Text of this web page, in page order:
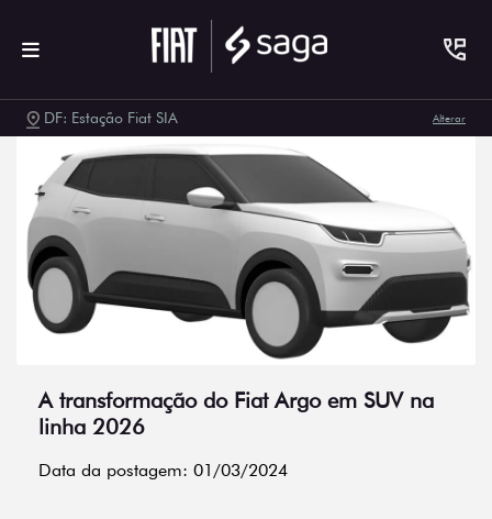
DF: Estação Fiat SIA Alterar
A transformação do Fiat Argo em SUV na
linha 2026
Data da postagem: 01/03/2024